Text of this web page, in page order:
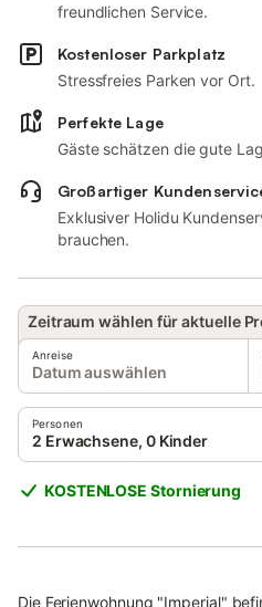
freundlichen Service.
Kostenloser Parkplatz
Stressfreies Parken vor Ort.
Perfekte Lage
Gäste schätzen die gute
Großartiger
Exklusiver Holidu
brauchen.
Zeitraum wählen für aktuelle
Anreise
Datum auswählen
Personen
2 Erwachsene, 0 Kinder
KOSTENLOSE Stornierung
Die Ferienwohnung "Imperial"